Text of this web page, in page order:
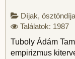
Díjak,
Találatok: 1987
Tuboly Ádám
empirizmus